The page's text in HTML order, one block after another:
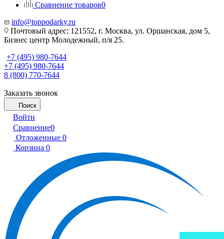
Сравнение товаров0
info@toppodarky.ru
Почтовый адрес: 121552, г. Москва, ул. Оршанская, дом 5,
Бизнес центр Молодежный, п/я 25.
+7 (495) 980-7644
+7 (495) 980-7644
8 (800) 770-7644
Заказать звонок
Поиск
Войти
Сравнение0
Отложенные 0
Корзина 0